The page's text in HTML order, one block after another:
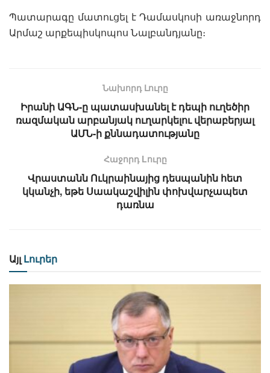
Պատարագը մատուցել է Դամասկոսի առաջնորդ
Արմաշ արքեպիսկոպոս Նալբանդյանը։
Նախորդ Լուրը
Իրանի ԱԳՆ-ը պատասխանել է դեպի ուղեծիր
ռազմական արբանյակ ուղարկելու վերաբերյալ
ԱՄՆ-ի քննադատությանը
Հաջորդ Lուրը
Վրաստանն Ուկրաինայից դեսպանին հետ
կկանչի, եթե Սաակաշվիլին փոխվարչապետ
դառնա
Այլ Լուրեր